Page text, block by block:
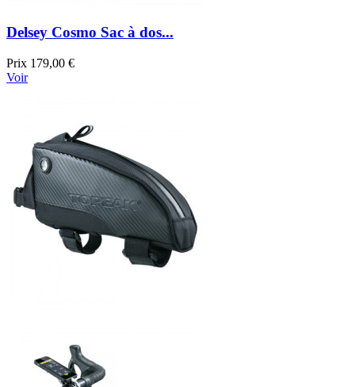
Delsey Cosmo Sac à dos...
Prix 179,00 €
Voir